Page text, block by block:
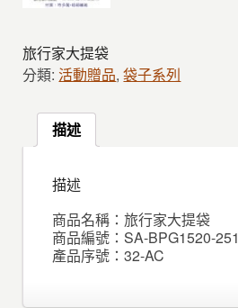
旅行家大提袋
分類:活動贈品,袋子系列
描述
描述
商品名稱：旅行家大提袋
商品編號：SA-BPG1520-251
產品序號：32-AC